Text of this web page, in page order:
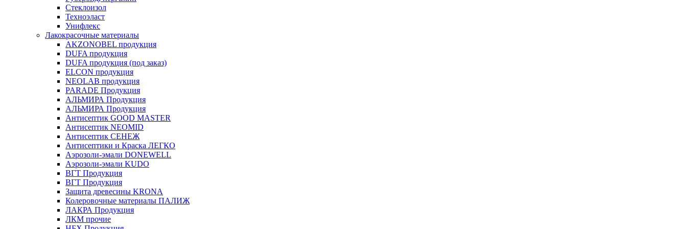
Стеклоизол
Техноэласт
Унифлекс
Лакокрасочные материалы
AKZONOBEL продукция
DUFA продукция
DUFA продукция (под заказ)
ELCON продукция
NEOLAB продукция
PARADE Продукция
АЛЬМИРА Продукция
АЛЬМИРА Продукция
Антисептик GOOD MASTER
Антисептик NEOMID
Антисептик СЕНЕЖ
Антисептики и Краска ЛЕГКО
Аэрозоли-эмали DONEWELL
Аэрозоли-эмали KUDO
ВГТ Продукция
ВГТ Продукция
Защита древесины KRONA
Колеровочные материалы ПАЛИЖ
ЛАКРА Продукция
ЛКМ прочие